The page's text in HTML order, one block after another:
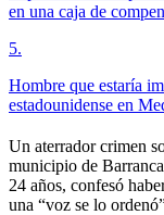
en una caja de
5.
Hombre que estaría
estadounidense en
Un aterrador crimen
municipio de
24 años, confesó
una “voz se lo